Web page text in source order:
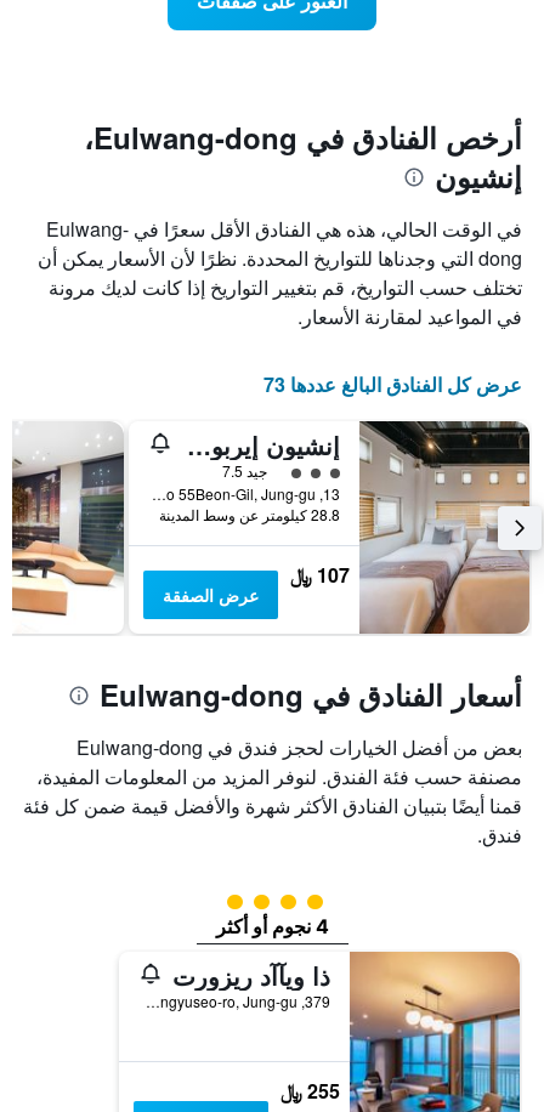
المخطط
1
محور
Y
الذي
يعرض
متوسط
سعر
غرفة
في
نهاية
هذا
الأسبوع
خلال
آخر
3
أيام
محور
X
الذي
يعرض
عدد
الأيام
قبل
الإقامة
يتضمن
التالي
1
محور
Y
الذي
يعرض
متوسط
سعر
غرفة
أرخص الفنادق في Eulwang-dong،
إنشيون
في الوقت الحالي، هذه هي الفنادق الأقل سعرًا في Eulwang-
dong التي وجدناها للتواريخ المحددة. نظرًا لأن الأسعار يمكن أن
تختلف حسب التواريخ، قم بتغيير التواريخ إذا كانت لديك مرونة
في المواعيد لمقارنة الأسعار.
عرض كل الفنادق البالغ عددها 73
إنشيون إيربورت أوشنفيو هوتل
تقييم فئة 3جيد 7.5
13, Seonnyeobawi-ro 55Beon-Gil, Jung-gu, إنشيون, كوريا الجنوبية
28.8 كيلومتر عن وسط المدينة
107 ﷼
عرض الصفقة
أسعار الفنادق في Eulwang-dong
بعض من أفضل الخيارات لحجز فندق في Eulwang-dong
مصنفة حسب فئة الفندق. لنوفر المزيد من المعلومات المفيدة،
قمنا أيضًا بتبيان الفنادق الأكثر شهرة والأفضل قيمة ضمن كل فئة
فندق.
تقييم فئة 4
4 نجوم أو أكثر
ذا ويآآد ريزورت
379, Yongyuseo-ro, Jung-gu, إنشيون, كوريا الجنوبية
255 ﷼